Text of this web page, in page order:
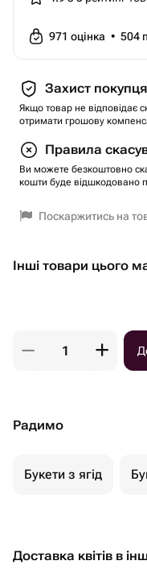
971 оцінка • 504
Захист покупця
Якщо товар не відповідає
отримати грошову
Правила
Ви можете безкоштовно
кошти буде відшкодовано
Поскаржитись на
Інші товари цього
Радимо
Букети з ягід
Доставка квітів в